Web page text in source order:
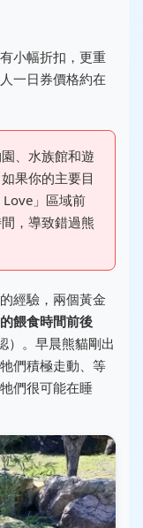
小幅折扣，更重
一日券價格約在
、水族館和遊
果你的主要目
」區域前
，導致錯過熊
經驗，兩個黃金
餵食時間前後
）。早晨熊貓剛出
們積極走動、等
們很可能在睡